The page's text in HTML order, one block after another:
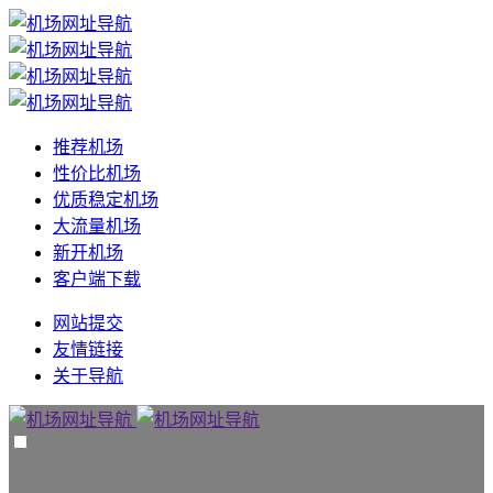
推荐机场
性价比机场
优质稳定机场
大流量机场
新开机场
客户端下载
网站提交
友情链接
关于导航